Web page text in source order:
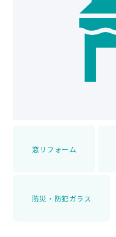
窓リフォーム
防災・防犯ガラス